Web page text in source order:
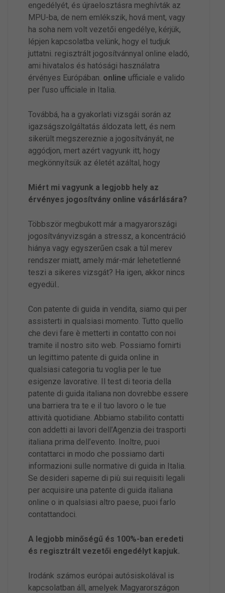
engedélyét, és újraelosztásra meghívták az
MPU-ba, de nem emlékszik, hová ment, vagy
ha soha nem volt vezetői engedélye, kérjük,
lépjen kapcsolatba velünk, hogy el tudjuk
juttatni. regisztrált jogosítvánnyal online eladó,
ami hivatalos és hatósági használatra
érvényes Európában. online ufficiale e valido
per l’uso ufficiale in Italia.
Továbbá, ha a gyakorlati vizsgái során az
igazságszolgáltatás áldozata lett, és nem
sikerült megszereznie a jogosítványát, ne
aggódjon, mert azért vagyunk itt, hogy
megkönnyítsük az életét azáltal, hogy
Miért mi vagyunk a legjobb hely az
érvényes jogosítvány online vásárlására?
Többször megbukott már a magyarországi
jogosítványvizsgán a stressz, a koncentráció
hiánya vagy egyszerűen csak a túl merev
rendszer miatt, amely már-már lehetetlenné
teszi a sikeres vizsgát? Ha igen, akkor nincs
egyedül..
Con patente di guida in vendita, siamo qui per
assisterti in qualsiasi momento. Tutto quello
che devi fare è metterti in contatto con noi
tramite il nostro sito web. Possiamo fornirti
un legittimo patente di guida online in
qualsiasi categoria tu voglia per le tue
esigenze lavorative. Il test di teoria della
patente di guida italiana non dovrebbe essere
una barriera tra te e il tuo lavoro o le tue
attività quotidiane. Abbiamo stabilito contatti
con addetti ai lavori dell’Agenzia dei trasporti
italiana prima dell’evento. Inoltre, puoi
contattarci in modo che possiamo darti
informazioni sulle normative di guida in Italia.
Se desideri saperne di più sui requisiti legali
per acquisire una patente di guida italiana
online o in qualsiasi altro paese, puoi farlo
contattandoci.
A legjobb minőségű és 100%-ban eredeti
és regisztrált vezetői engedélyt kapjuk.
Irodánk számos európai autósiskolával is
kapcsolatban áll, amelyek Magyarországon